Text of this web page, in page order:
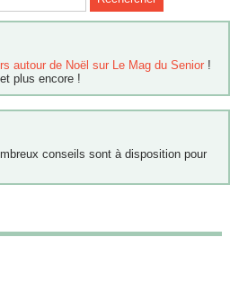
autour de Noël sur Le Mag du Senior !
plus encore !
conseils sont à disposition pour